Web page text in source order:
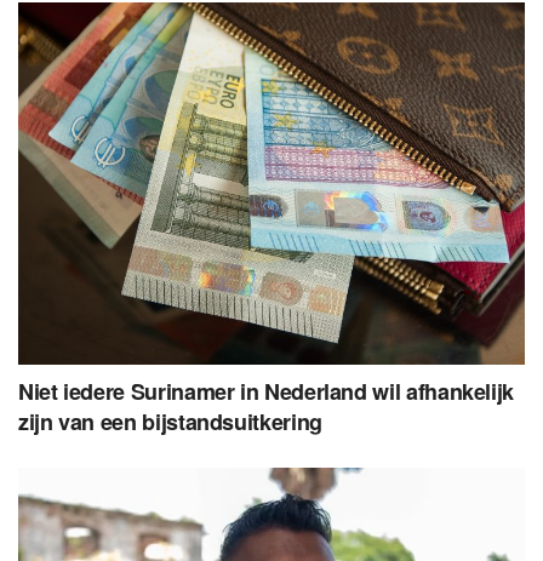
Niet iedere Surinamer in Nederland wil afhankelijk
zijn van een bijstandsuitkering